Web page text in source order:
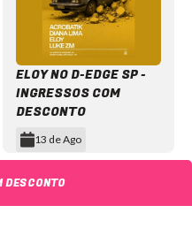
DESCONTO
ELOY NO D-EDGE SP -
INGRESSOS COM
DESCONTO
13 de Ago